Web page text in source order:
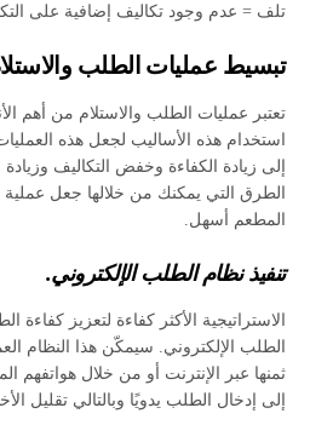
تلف = عدم وجود تكاليف إضافية على
تبسيط عمليات الطلب
تعتبر عمليات الطلب والاستلام من أهم
استخدام هذه الأساليب لجعل هذه
إلى زيادة الكفاءة وخفض التكاليف
الطرق التي يمكنك من خلالها جعل عملية
المطعم أسهل.
تنفيذ نظام الطلب الإلكتروني.
الاستراتيجية الأكثر كفاءة لتعزيز
الطلب الإلكتروني. سيمكّن هذا النظام
ثمنها عبر الإنترنت أو من خلال
إلى إدخال الطلب يدويًا وبالتالي تقليل